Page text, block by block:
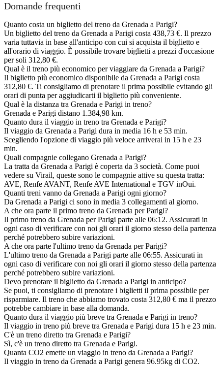
Domande frequenti
Quanto costa un biglietto del treno da Grenada a Parigi?
Un biglietto del treno da Grenada a Parigi costa 438,73 €. Il prezzo
varia tuttavia in base all'anticipo con cui si acquista il biglietto e
all'orario di viaggio. È possibile trovare biglietti a prezzi d'occasione
per soli 312,80 €.
Qual è il treno più economico per viaggiare da Grenada a Parigi?
Il biglietto più economico disponibile da Grenada a Parigi costa
312,80 €. Ti consigliamo di prenotare il prima possibile evitando gli
orari di punta per aggiudicarti il biglietto più conveniente.
Qual è la distanza tra Grenada e Parigi in treno?
Grenada e Parigi distano 1.384,98 km.
Quanto dura il viaggio in treno tra Grenada e Parigi?
Il viaggio da Grenada a Parigi dura in media 16 h e 53 min.
Scegliendo l'opzione di viaggio più veloce arriverai in 15 h e 23
min.
Quali compagnie collegano Grenada a Parigi?
La tratta da Grenada a Parigi è coperta da 3 società. Come puoi
vedere su Virail, queste sono le compagnie attive su questa tratta:
AVE, Renfe AVANT, Renfe AVE International e TGV inOui.
Quanti treni vanno da Grenada a Parigi ogni giorno?
Da Grenada a Parigi ci sono in media 3 collegamenti al giorno.
A che ora parte il primo treno da Grenada per Parigi?
Il primo treno da Grenada per Parigi parte alle 06:12. Assicurati in
ogni caso di verificare con noi gli orari il giorno stesso della partenza
perché potrebbero subire variazioni.
A che ora parte l'ultimo treno da Grenada per Parigi?
L'ultimo treno da Grenada a Parigi parte alle 06:55. Assicurati in
ogni caso di verificare con noi gli orari il giorno stesso della partenza
perché potrebbero subire variazioni.
Devo prenotare il biglietto da Grenada a Parigi in anticipo?
Se puoi, ti consigliamo di prenotare i biglietti il prima possibile per
risparmiare. Il treno che abbiamo trovato costa 312,80 € ma il prezzo
potrebbe cambiare in base alla domanda.
Quanto dura il viaggio più breve tra Grenada e Parigi in treno?
Il viaggio in treno più breve tra Grenada e Parigi dura 15 h e 23 min.
C'è un treno diretto tra Grenada e Parigi?
Sì, c'è un treno diretto tra Grenada e Parigi.
Quanta CO2 emette un viaggio in treno da Grenada a Parigi?
Il viaggio in treno da Grenada a Parigi genera 96.95kg di CO2.